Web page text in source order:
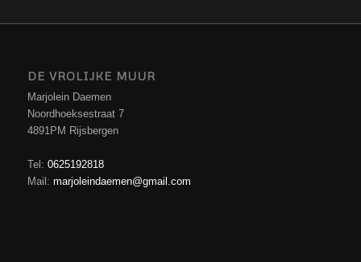
DE VROLIJKE MUUR
Marjolein Daemen
Noordhoeksestraat 7
4891PM Rijsbergen
Tel: 0625192818
Mail: marjoleindaemen@gmail.com